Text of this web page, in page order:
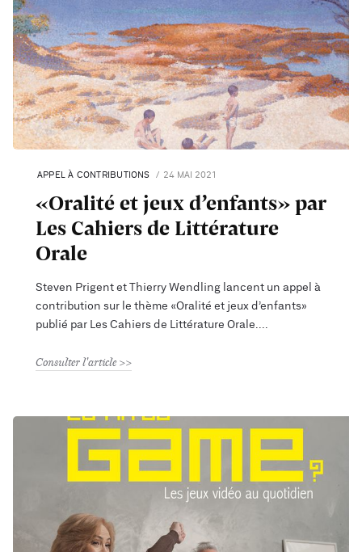
APPEL À CONTRIBUTIONS 24 MAI 2021
«Oralité et jeux d’enfants» par
Les Cahiers de Littérature
Orale
Steven Prigent et Thierry Wendling lancent un appel à
contribution sur le thème «Oralité et jeux d’enfants»
publié par Les Cahiers de Littérature Orale.
Consulter l'article